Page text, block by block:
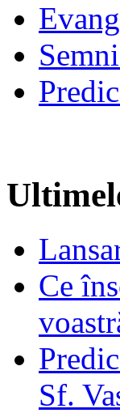
Ce
Sf.